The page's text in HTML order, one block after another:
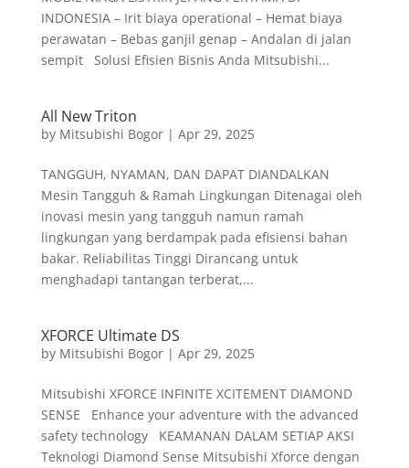
INDONESIA – Irit biaya operational – Hemat biaya
perawatan – Bebas ganjil genap – Andalan di jalan
sempit Solusi Efisien Bisnis Anda Mitsubishi...
All New Triton
by Mitsubishi Bogor| Apr 29, 2025
TANGGUH, NYAMAN, DAN DAPAT DIANDALKAN
Mesin Tangguh & Ramah Lingkungan Ditenagai oleh
inovasi mesin yang tangguh namun ramah
lingkungan yang berdampak pada efisiensi bahan
bakar. Reliabilitas Tinggi Dirancang untuk
menghadapi tantangan terberat,...
XFORCE Ultimate DS
by Mitsubishi Bogor| Apr 29, 2025
Mitsubishi XFORCE INFINITE XCITEMENT DIAMOND
SENSE Enhance your adventure with the advanced
safety technology KEAMANAN DALAM SETIAP AKSI
Teknologi Diamond Sense Mitsubishi Xforce dengan